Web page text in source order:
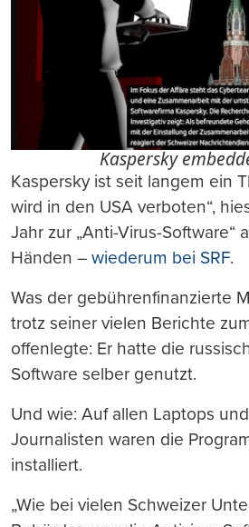
Kaspersky
Kaspersky ist seit langem ein
wird in den USA verboten“,
Jahr zur „Anti-Virus-Software“
Händen – wiederum bei SRF.
Was der gebührenfinanzierte
trotz seiner vielen Berichte
offenlegte: Er hatte die
Software selber genutzt.
Und wie: Auf allen Laptops
Journalisten waren die
installiert.
„Wie bei vielen Schweizer